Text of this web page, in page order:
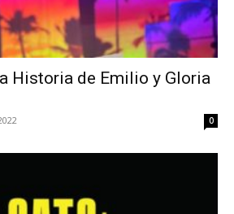
Historia de Emilio y Gloria
0